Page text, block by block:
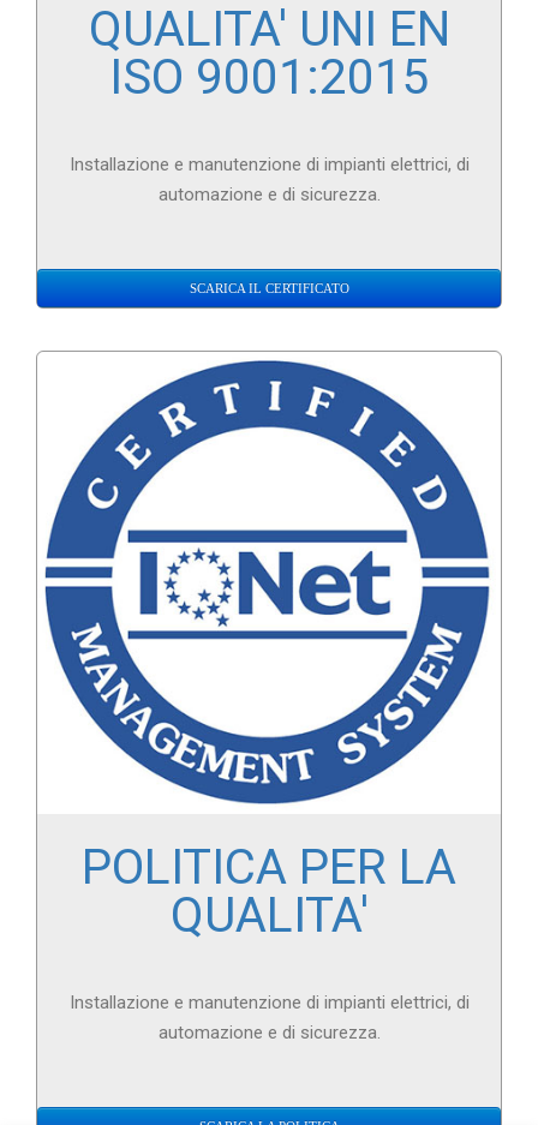
QUALITA' UNI EN
ISO 9001:2015
Installazione e manutenzione di impianti elettrici, di
automazione e di sicurezza.
SCARICA IL CERTIFICATO
POLITICA PER LA
QUALITA'
Installazione e manutenzione di impianti elettrici, di
automazione e di sicurezza.